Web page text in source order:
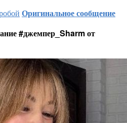
Оригинальное сообщение
#джемпер_Sharm от